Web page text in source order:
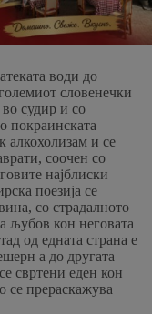
води до
словенечки
судир и со
покраинската
алкохолизам и се
соочен со
најблиски
поезија се
со страдалното
љубов кон неговата
од едната страна е
а до другата
свртени еден кон
се прераскажува